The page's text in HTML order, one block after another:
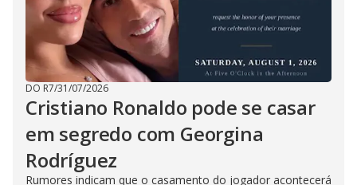
DO R7/31/07/2026
Cristiano Ronaldo pode se casar
em segredo com Georgina
Rodríguez
Rumores indicam que o casamento do jogador acontecerá